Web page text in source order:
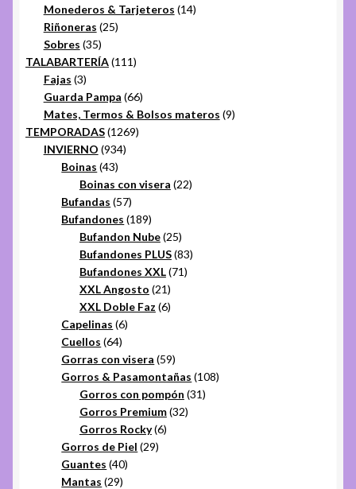
productos
Monederos & Tarjeteros 1414
Riñoneras 2525
Sobres 3535
productos
TALABARTERÍA 111111
Fajas 33
productos
Guarda Pampa 6666
productos
Mates, Termos & Bolsos materos 99
TEMPORADAS 12691269
INVIERNO 934934
Boinas 4343
productos
Boinas con visera 2222
Bufandas 5757
productos
Bufandones 189189
productos
Bufandon Nube 2525
productos
Bufandones PLUS 8383
Bufandones XXL 7171
XXL Angosto 2121
productos
XXL Doble Faz 66
Capelinas 66
Cuellos 6464
productos
Gorras con visera 5959
productos
Gorros & Pasamontañas 108108
Gorros con pompón 3131
Gorros Premium 3232
Gorros Rocky 66
Gorros de Piel 2929
Guantes 4040
Mantas 2929